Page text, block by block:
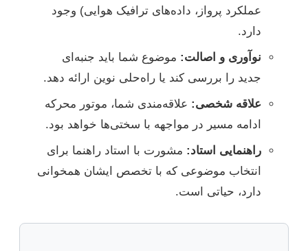
عملکرد پرواز، داده‌های ترافیک هوایی) وجود
دارد.
نوآوری و اصالت: موضوع شما باید جنبه‌ای
جدید را بررسی کند یا راه‌حلی نوین ارائه دهد.
علاقه شخصی: علاقه‌مندی شما، موتور محرکه
ادامه مسیر در مواجهه با سختی‌ها خواهد بود.
راهنمایی استاد: مشورت با استاد راهنما برای
انتخاب موضوعی که با تخصص ایشان همخوانی
دارد، حیاتی است.